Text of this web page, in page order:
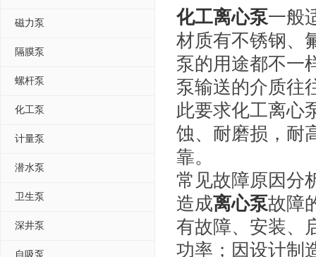
磁力泵
隔膜泵
螺杆泵
化工泵
计量泵
潜水泵
卫生泵
深井泵
自吸泵
化工离心泵一般
材质有不锈钢、
泵的用途都不一
泵输送的介质往
此要求化工离心
蚀、耐磨损，耐
靠。
常见故障原因分
造成离心泵故障
有故障、安装、
功率；因设计制